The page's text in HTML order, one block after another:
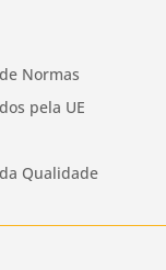
Normas
pela UE
Qualidade